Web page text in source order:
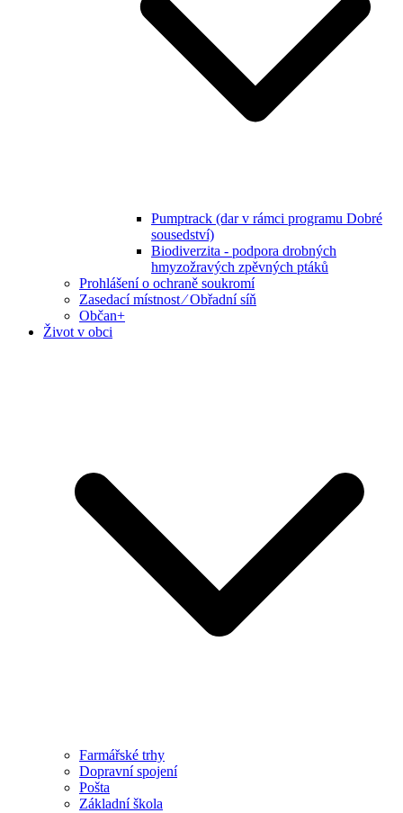
Pumptrack (dar v rámci programu Dobré
sousedství)
Biodiverzita - podpora drobných
hmyzožravých zpěvných ptáků
Prohlášení o ochraně soukromí
Zasedací místnost ⁄ Obřadní síň
Občan+
Život v obci
Farmářské trhy
Dopravní spojení
Pošta
Základní škola